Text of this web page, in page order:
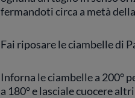
fermandoti circa a metà
Fai riposare le ciambelle di
Inforna le ciambelle a 200°
a 180° e lasciale cuocere